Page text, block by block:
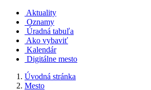
Aktuality
Oznamy
Úradná tabuľa
Ako vybaviť
Kalendár
Digitálne mesto
Úvodná stránka
Mesto